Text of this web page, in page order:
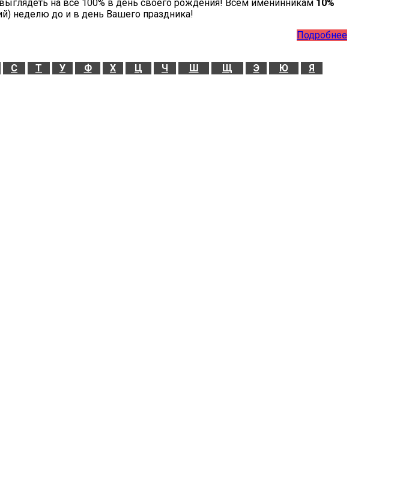
на все 100% в день своего рождения! Всем именинникам 10%
неделю до и в день Вашего праздника!
Подробнее
С Т У Ф Х Ц Ч Ш Щ Э Ю Я